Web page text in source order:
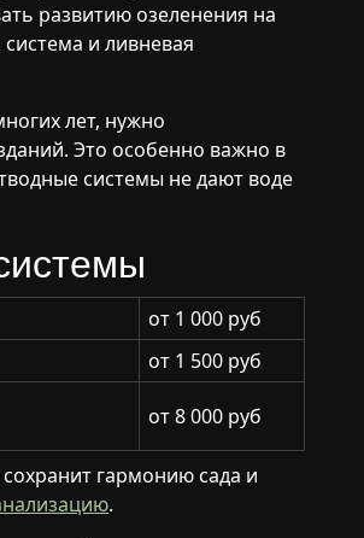
развитию озеленения на
и ливневая
лет, нужно
Это особенно важно в
системы не дают воде
от 1 000 руб
от 1 500 руб
от 8 000 руб
гармонию сада и
.